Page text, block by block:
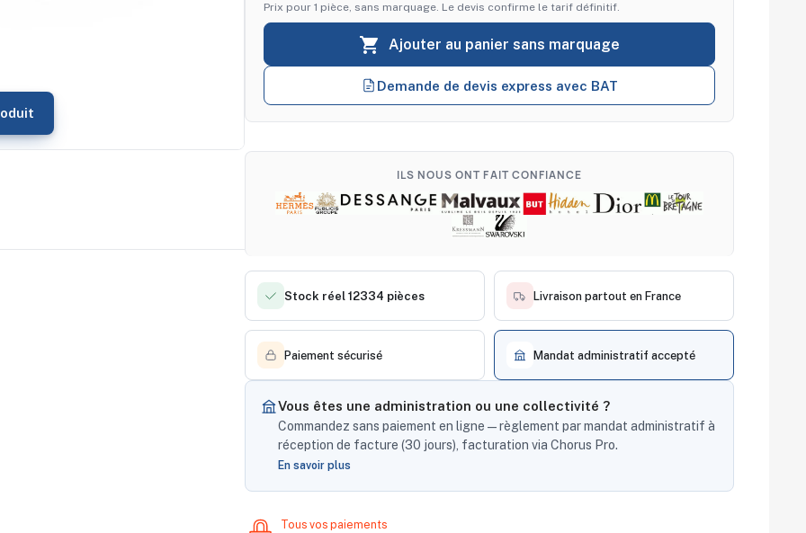
 Ajouter au panier sans marquage
Prix pour 1 pièce, sans marquage. Le devis confirme le tarif définitif.
Demande de devis express avec BAT
ILS NOUS ONT FAIT CONFIANCE
Stock réel 12334 pièces Livraison partout en France
Paiement sécurisé Mandat administratif accepté
Vous êtes une administration ou une collectivité ?
Commandez sans paiement en ligne — règlement par mandat administratif à
réception de facture (30 jours), facturation via Chorus Pro.
En savoir plus
Tous vos paiements